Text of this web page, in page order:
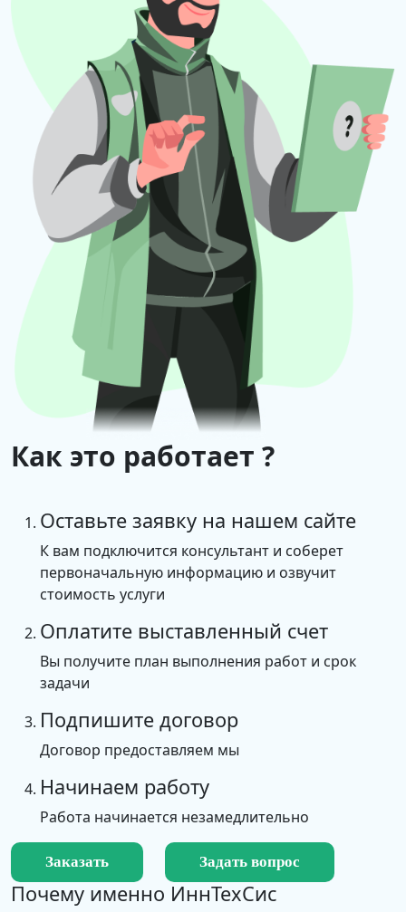
Как это работает ?
Оставьте заявку на нашем сайте
К вам подключится консультант и соберет
первоначальную информацию и озвучит
стоимость услуги
Оплатите выставленный счет
Вы получите план выполнения работ и срок
задачи
Подпишите договор
Договор предоставляем мы
Начинаем работу
Работа начинается незамедлительно
Заказать Задать вопрос
Почему именно ИннТехСис